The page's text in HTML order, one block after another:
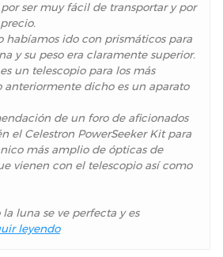
ser muy fácil de transportar y por
habíamos ido con prismáticos para
y su peso era claramente superior.
un telescopio para los más
anteriormente dicho es un aparato
de un foro de aficionados
el Celestron PowerSeeker Kit para
más amplio de ópticas de
vienen con el telescopio así como
luna se ve perfecta y es
leyendo